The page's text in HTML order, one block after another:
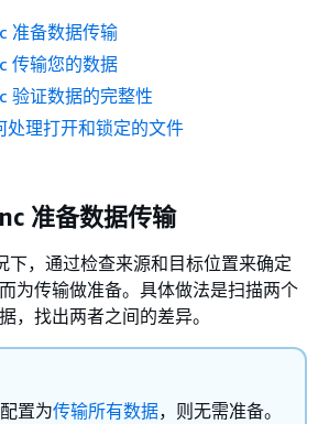
准备数据传输
传输您的数据
验证数据的完整性
处理打开和锁定的文件
准备数据传输
下，通过检查来源和目标位置来确定
为传输做准备。具体做法是扫描两个
，找出两者之间的差异。
置为传输所有数据，则无需准备。